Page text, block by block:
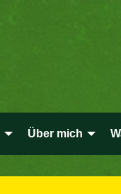
Über mich